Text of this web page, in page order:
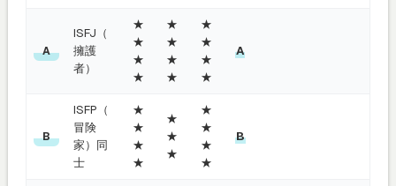
A
ISFJ（
擁護
者）
★
★
★
★
★
★
★
★
★
★
★
★
A
B
ISFP（
冒険
家）同
士
★
★
★
★
★
★
★
★
★
★
★
B